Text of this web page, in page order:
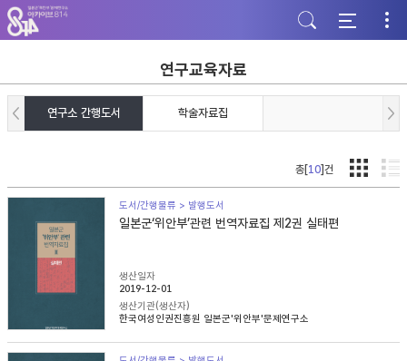
주
메
뉴
가
기
본
문
바
기
하
단
바
기
연구교육자료
연구소 간행도서 학술자료집
총[10]건
도서/간행물류 > 발행도서
일본군‘위안부’관련 번역자료집 제2권 실태편
생산일자
2019-12-01
생산기관(생산자)
한국여성인권진흥원 일본군'위안부'문제연구소